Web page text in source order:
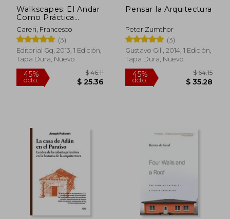
15%
dcto. $ 46.75
45%
dcto.
Walkscapes: El Andar
Como Práctica
Estética
Careri, Francesco
(3)
Editorial Gg, 2013, 1 Edición,
Tapa Dura, Nuevo
Pensar la Arquitectura
Peter Zumthor
(3)
Gustavo Gili, 2014, 1 Edición,
Tapa Dura, Nuevo